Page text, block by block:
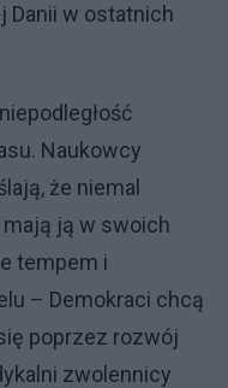
Danii w ostatnich
Naukowcy
że niemal
ją w swoich
tempem i
– Demokraci chcą
poprzez rozwój
zwolennicy